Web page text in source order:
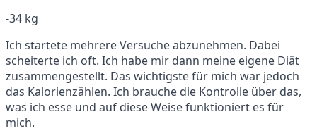
-34 kg
Ich startete mehrere Versuche abzunehmen. Dabei
scheiterte ich oft. Ich habe mir dann meine eigene Diät
zusammengestellt. Das wichtigste für mich war jedoch
das Kalorienzählen. Ich brauche die Kontrolle über das,
was ich esse und auf diese Weise funktioniert es für
mich.